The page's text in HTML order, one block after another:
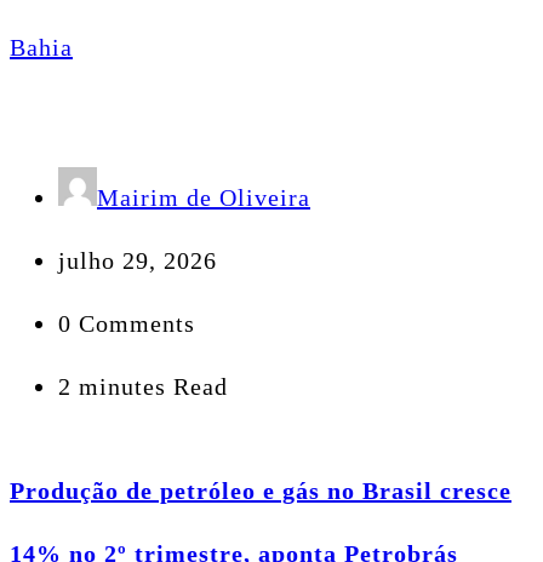
Bahia
Mairim de Oliveira
julho 29, 2026
0 Comments
2 minutes Read
Produção de petróleo e gás no Brasil cresce
14% no 2º trimestre, aponta Petrobrás